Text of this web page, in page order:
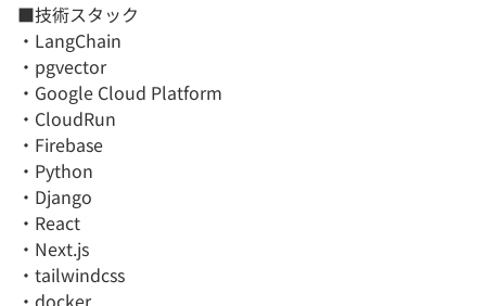
■技術スタック
・LangChain
・pgvector
・Google Cloud Platform
・CloudRun
・Firebase
・Python
・Django
・React
・Next.js
・tailwindcss